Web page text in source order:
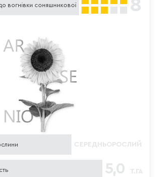
до вогнівки соняшникової 8
СЕРЕДНЬОРОСЛИЙ
5,0 Т. ГА